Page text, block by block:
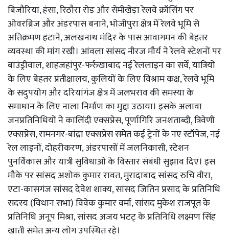
बिजौरिया, हंसा, रिठौरा रोड और सेमीखेड़ा रेलवे क्रॉसिंग पर
ओवरब्रिज और अंडरपास बनाने, भोजीपुरा क्षेत्र में रेलवे भूमि से
अतिक्रमण हटाने, अलखनाथ मंदिर के पास आवागमन की बेहतर
व्यवस्था की मांग रखी। आंवला सांसद नीरज मौर्य ने रेलवे स्टेशनों पर
बाउंड्रीवाल, शाहजहांपुर-फर्रुखाबाद नई रेललाइन का सर्वे, यात्रियों
के लिए बेहतर प्रतीक्षालय, कुलियों के लिए विश्राम कक्ष, रेलवे भूमि
के सदुपयोग और दरियांगंज क्षेत्र में जलभराव की समस्या के
समाधान के लिए नाला निर्माण का मुद्दा उठाया। इसके अलावा
जनप्रतिनिधियों ने कालिंदी एक्सप्रेस, पूर्णागिरि जनशताब्दी, त्रिवेणी
एक्सप्रेस, रामनगर-बांद्रा एक्सप्रेस समेत कई ट्रेनों के नए स्टॉपेज, नई
रेल लाइनों, दोहरीकरण, अंडरपासों में जलनिकासी, स्टेशन
पुनर्विकास और यात्री सुविधाओं के विस्तार संबंधी सुझाव दिए। इस
मौके पर सांसद अशोक कुमार रावत, मुरादाबाद सांसद रुचि वीरा,
एटा-कासगंज सांसद देवेश शाक्य, सांसद जितिन प्रसाद के प्रतिनिधि
सदस्य (विधान सभा) विवेक कुमार वर्मा, सांसद मुकेश राजपूत के
प्रतिनिधि अनूप मिश्रा, सांसद अजय भटट् के प्रतिनिधि लक्ष्मण सिंह
खाती समेत अन्य लोग उपस्थित रहे।